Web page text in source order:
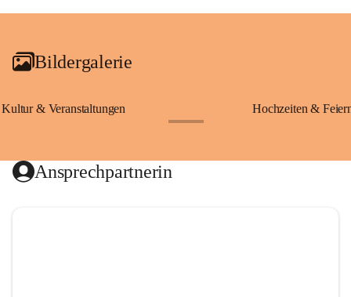
+2
Bildergalerie
Kultur & Veranstaltungen Hochzeiten &
Ansprechpartnerin